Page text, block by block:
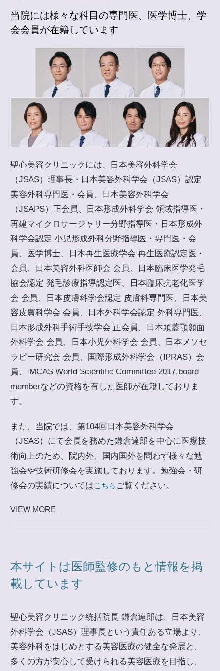
当院には様々な科目の専門医、医学博士、学
会会員が在籍しています
聖心美容クリニックには、日本美容外科学会
（JSAS）理事長・日本美容外科学会（JSAS）認定
美容外科専門医・会員、日本美容外科学会
（JSAPS）正会員、日本形成外科学会 領域指導医・
再建マイクロサージャリー分野指導医・日本形成外
科学会認定 小児形成外科分野指導医・専門医・会
員、医学博士、日本再生医療学会 再生医療認定医・
会員、日本美容外科医師会 会員、日本臨床医学発毛
協会認定 発毛診療指導認定医、日本臨床抗老化医学
会 会員、日本皮膚科学会認定 皮膚科専門医、日本美
容皮膚科学会 会員、日本外科学会認定 外科専門医、
日本形成外科手術手技学会 正会員、日本頭蓋顎顔面
外科学会 会員、日本小児外科学会 会員、日本メソセ
ラピー研究会 会員、国際形成外科学会（IPRAS）会
員、IMCAS World Scientific Committee 2017,board
memberなどの資格を有した医師が在籍しておりま
す。
また、当院では、第104回日本美容外科学会
（JSAS）にて会長を務めた鎌倉達郎を中心に医療技
術向上のため、院内外、国内国外を問わず様々な勉
強会や技術研修会を実施しております。勉強会・研
修会の実績についてはこちら ご覧ください。
VIEW MORE
本サイトは医師監修のもと情報を掲
載しています
聖心美容クリニック統括院長 鎌倉達郎は、日本美容
外科学会（JSAS）理事長という責任ある立場より、
美容外科をはじめとする美容医療の健全な発展と、
多くの方が安心して受けられる美容医療を目指し、